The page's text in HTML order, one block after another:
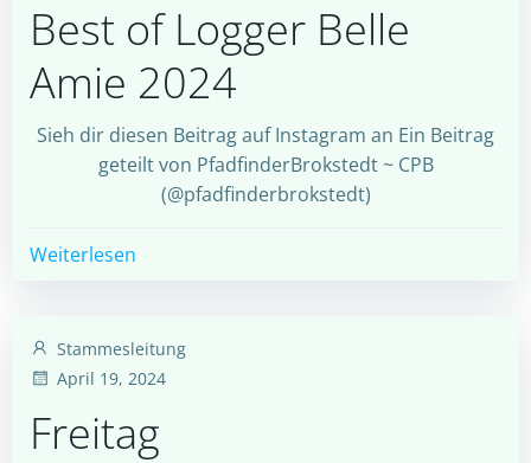
Best of Logger Belle
Amie 2024
Sieh dir diesen Beitrag auf Instagram an Ein Beitrag
geteilt von PfadfinderBrokstedt ~ CPB
(@pfadfinderbrokstedt)
Weiterlesen
Stammesleitung
April 19, 2024
Freitag